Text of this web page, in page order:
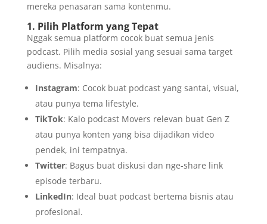
mereka penasaran sama kontenmu.
1. Pilih Platform yang Tepat
Nggak semua platform cocok buat semua jenis
podcast. Pilih media sosial yang sesuai sama target
audiens. Misalnya:
Instagram: Cocok buat podcast yang santai, visual,
atau punya tema lifestyle.
TikTok: Kalo podcast Movers relevan buat Gen Z
atau punya konten yang bisa dijadikan video
pendek, ini tempatnya.
Twitter: Bagus buat diskusi dan nge-share link
episode terbaru.
LinkedIn: Ideal buat podcast bertema bisnis atau
profesional.